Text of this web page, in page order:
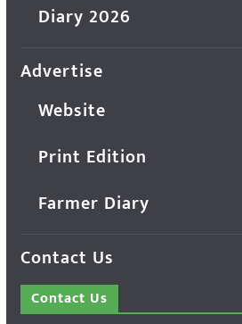
Diary 2026
Advertise
Website
Print Edition
Farmer Diary
Contact Us
Contact Us